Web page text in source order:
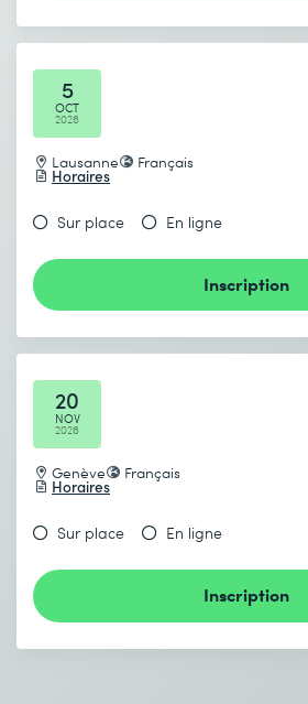
* Champs obligatoires
5
OCT
2026
Lausanne Français
Horaires
Sur place En ligne
Inscription
20
NOV
2026
Genève Français
Horaires
Sur place En ligne
Inscription